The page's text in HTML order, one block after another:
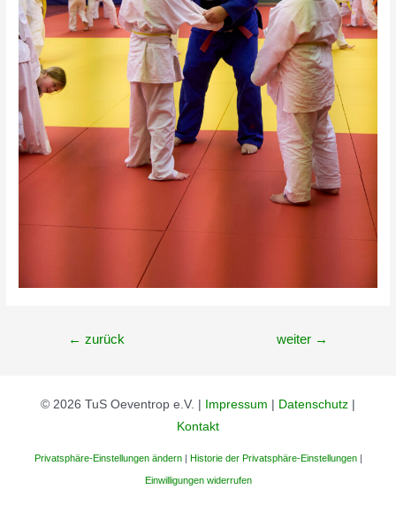
Beitragsnavigation
← zurück weiter →
© 2026 TuS Oeventrop e.V. | Impressum Datenschutz
Kontakt
Privatsphäre-Einstellungen ändern| Historie der Privatsphäre-Einstellungen|
Einwilligungen widerrufen